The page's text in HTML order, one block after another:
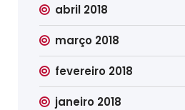
abril 2018
março 2018
fevereiro 2018
janeiro 2018